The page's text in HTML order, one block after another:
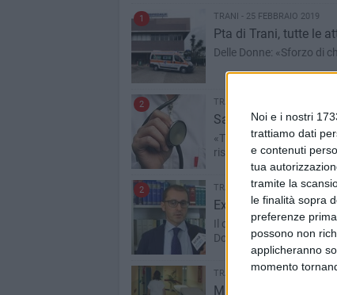
Noi e i nostri
trattiamo dati
e contenuti
tua
tramite la
le finalità sopra
preferenze
possono non
applicheranno
momento
1 TRANI - 25 FEBBRAIO 2019
Pta di Trani, tutte le
Delle Donne: «Sforzo di
2 TRANI - 24 FEBBRAIO 2019
Sanità, rivoluzione
«Trasformare i medici in
risolverà le cose»
2 TRANI - 21 FEBBRAIO 2019
Ex ospedale di Trani,
Il consigliere di
Donne
TRANI - 21 FEBBRAIO 2019
Malcontento per i